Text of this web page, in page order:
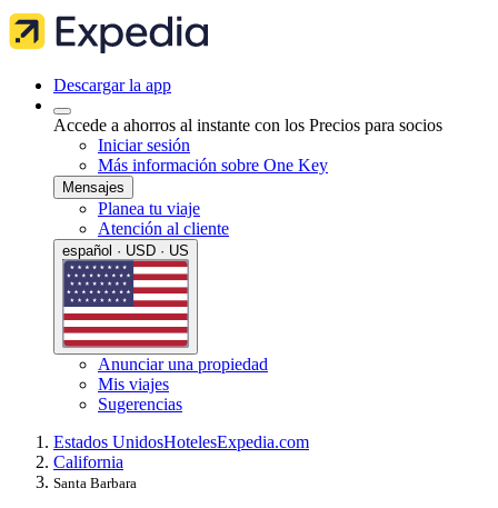
Descargar la app
Accede a ahorros al instante con los Precios para socios
Iniciar sesión
Más información sobre One Key
Mensajes
Planea tu viaje
Atención al cliente
español · USD · US
Anunciar una propiedad
Mis viajes
Sugerencias
Estados UnidosHotelesExpedia.com
California
Santa Barbara